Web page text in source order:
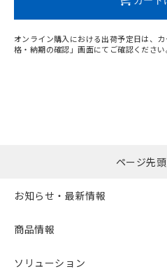
オンライン購入における出荷予定日は、
格・納期の確認」画面にてご確認ください
ページ先
お知らせ・最新情報
商品情報
ソリューション